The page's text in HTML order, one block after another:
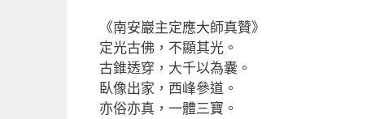
o
o
k
《南安巖主定應大師真贊》
定光古佛，不顯其光。
古錐透穿，大千以為囊。
臥像出家，西峰參道。
亦俗亦真，一體三寶。